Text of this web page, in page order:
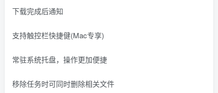
下载完成后通知
支持触控栏快捷健(Mac专享)
常驻系统托盘，操作更加便捷
移除任务时可同时删除相关文件